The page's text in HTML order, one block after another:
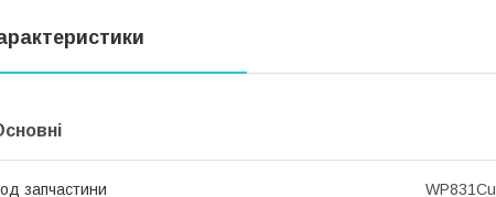
запчастини WP831Cu